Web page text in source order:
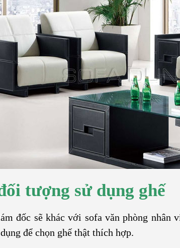
tượng sử dụng ghế
đốc sẽ khác với sofa văn phòng
để chọn ghế thật thích hợp.